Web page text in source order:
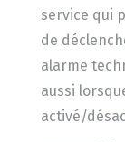
service qui
de
alarme
aussi
activé/